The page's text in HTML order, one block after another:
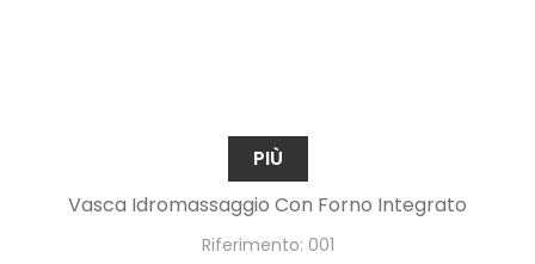
PIÙ
Vasca Idromassaggio Con Forno Integrato
Riferimento: 001